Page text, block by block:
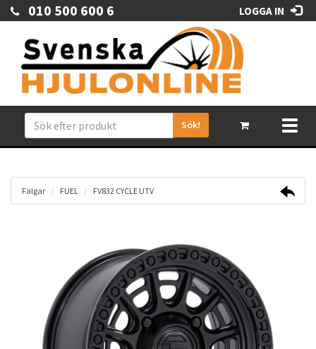
010 500 600 6 LOGGA IN
Sök!
Fälgar FUEL FV832 CYCLE UTV